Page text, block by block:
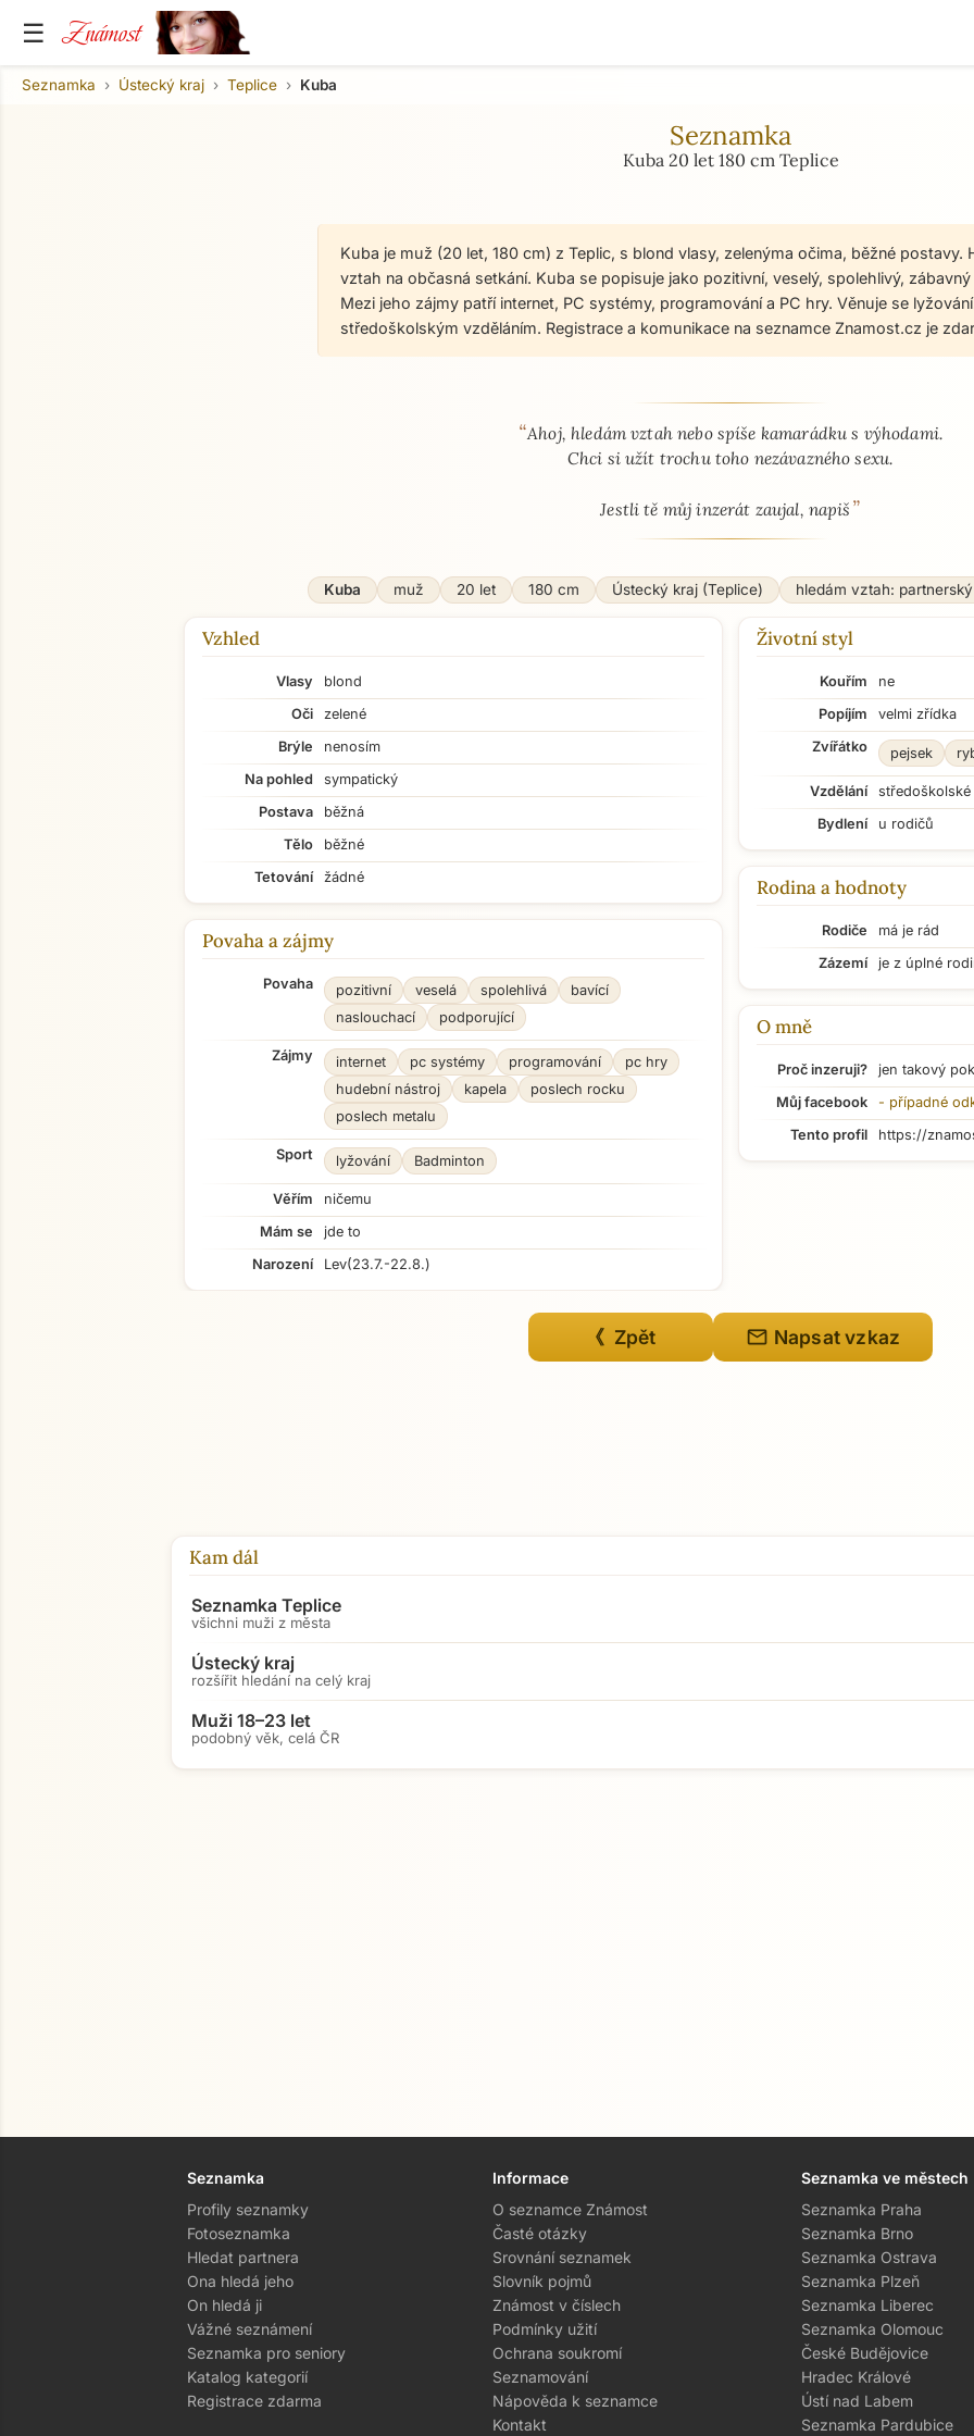
☰ Známost
Seznamka Ústecký kraj Teplice Kuba
Seznamka
Kuba 20 let 180 cm Teplice
Kuba je muž (20 let, 180 cm) z Teplic, s blond vlasy, zelenýma očima, běžné postavy.
vztah na občasná setkání. Kuba se popisuje jako pozitivní, veselý, spolehlivý,
Mezi jeho zájmy patří internet, PC systémy, programování a PC hry. Věnuje se
středoškolským vzděláním. Registrace a komunikace na seznamce Znamost.cz je
O mně - seznamka profil
“Ahoj, hledám vztah nebo spíše kamarádku s výhodami.
Chci si užít trochu toho nezávazného sexu.
Jestli tě můj inzerát zaujal, napiš ”
Kuba muž 20 let 180 cm Ústecký kraj (Teplice) hledám vztah: partnerský
Vzhled
Vlasy
blond
Oči
zelené
Brýle
nenosím
Na pohled
sympatický
Postava
běžná
Tělo
běžné
Tetování
žádné
Povaha a zájmy
Povaha pozitivní veselá spolehlivá
bavící
naslouchací
podporující
Zájmy internet pc systémy programování
pc hry
hudební nástroj
kapela
poslech rocku
poslech metalu
Sport lyžování Badminton
Věřím
ničemu
Mám se
jde to
Narození
Lev(23.7.-22.8.)
Životní styl
Kouřím
ne
Popíjím
velmi zřídka
Zvířátko
pejsek
Vzdělání
středoškolské
Bydlení
u rodičů
Rodina a hodnoty
Rodiče
má je rád
Zázemí
je z úplné
O mně
Proč inzeruji?
jen takový
Můj facebook
- případné
Tento profil
https://
《 Zpět mail Napsat vzkaz
Kam dál
Seznamka Teplice
všichni muži z města
Ústecký kraj
rozšířit hledání na celý kraj
Muži 18–23 let
podobný věk, celá ČR
Seznamka
Profily seznamky
Fotoseznamka
Hledat partnera
Ona hledá jeho
On hledá ji
Vážné seznámení
Seznamka pro seniory
Katalog kategorií
Registrace zdarma
Informace
O seznamce Známost
Časté otázky
Srovnání seznamek
Slovník pojmů
Známost v číslech
Podmínky užití
Ochrana soukromí
Seznamování
Nápověda k seznamce
Kontakt
Seznamka ve městech
Seznamka Praha
Seznamka Brno
Seznamka Ostrava
Seznamka Plzeň
Seznamka Liberec
Seznamka Olomouc
České Budějovice
Hradec Králové
Ústí nad Labem
Seznamka Pardubice